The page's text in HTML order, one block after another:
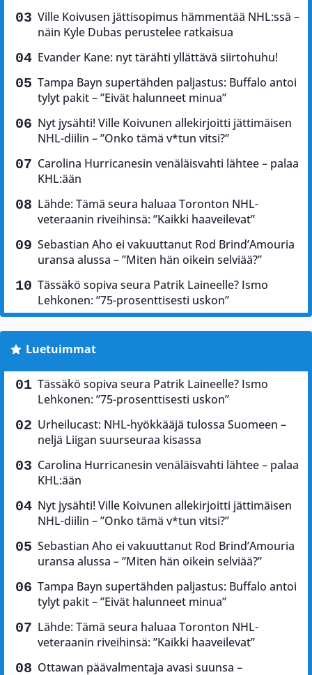
Ville Koivusen jättisopimus hämmentää NHL:ssä –
näin Kyle Dubas perustelee ratkaisua
Evander Kane: nyt tärähti yllättävä siirtohuhu!
Tampa Bayn supertähden paljastus: Buffalo antoi
tylyt pakit – ”Eivät halunneet minua”
Nyt jysähti! Ville Koivunen allekirjoitti jättimäisen
NHL-diilin – ”Onko tämä v*tun vitsi?”
Carolina Hurricanesin venäläisvahti lähtee – palaa
KHL:ään
Lähde: Tämä seura haluaa Toronton NHL-
veteraanin riveihinsä: ”Kaikki haaveilevat”
Sebastian Aho ei vakuuttanut Rod Brind’Amouria
uransa alussa – ”Miten hän oikein selviää?”
Tässäkö sopiva seura Patrik Laineelle? Ismo
Lehkonen: ”75-prosenttisesti uskon”
Luetuimmat
Tässäkö sopiva seura Patrik Laineelle? Ismo
Lehkonen: ”75-prosenttisesti uskon”
Urheilucast: NHL-hyökkääjä tulossa Suomeen –
neljä Liigan suurseuraa kisassa
Carolina Hurricanesin venäläisvahti lähtee – palaa
KHL:ään
Nyt jysähti! Ville Koivunen allekirjoitti jättimäisen
NHL-diilin – ”Onko tämä v*tun vitsi?”
Sebastian Aho ei vakuuttanut Rod Brind’Amouria
uransa alussa – ”Miten hän oikein selviää?”
Tampa Bayn supertähden paljastus: Buffalo antoi
tylyt pakit – ”Eivät halunneet minua”
Lähde: Tämä seura haluaa Toronton NHL-
veteraanin riveihinsä: ”Kaikki haaveilevat”
Ottawan päävalmentaja avasi suunsa –